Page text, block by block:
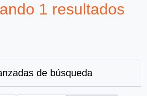
1 resultados
de búsqueda